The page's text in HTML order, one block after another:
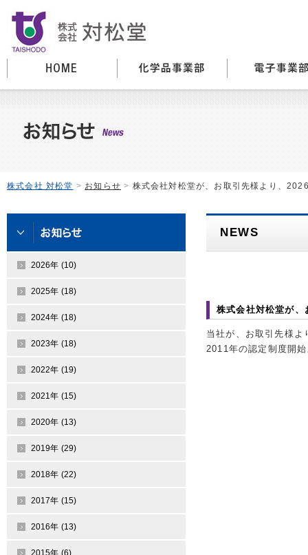
株式会社 対松堂 > お知らせ > 株式会社対松堂が、お取引先様より、
NEWS
株式会社対松堂が
当社が、お取引先様
2011年の認定制度開
2026年 (10)
2025年 (18)
2024年 (18)
2023年 (18)
2022年 (19)
2021年 (15)
2020年 (13)
2019年 (29)
2018年 (22)
2017年 (15)
2016年 (13)
2015年 (6)